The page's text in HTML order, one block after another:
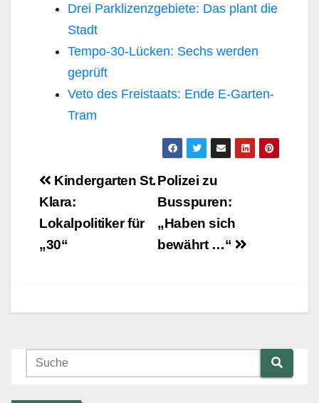
Drei Parklizenzgebiete: Das plant die
Stadt
Tempo-30-Lücken: Sechs werden
geprüft
Veto des Freistaats: Ende E-Garten-
Tram
Beitragsnavigation
Polizei zu
Busspuren:
„Haben sich
bewährt …“
Kindergarten St.
Klara:
Lokalpolitiker für
„30“